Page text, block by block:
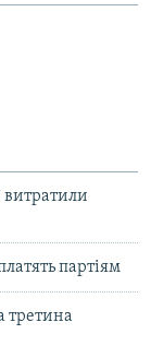
витратили
партіям
третина